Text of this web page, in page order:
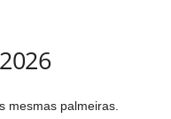
mesmas palmeiras.